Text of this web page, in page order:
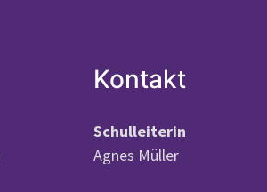
Kontakt
Schulleiterin
Agnes Müller